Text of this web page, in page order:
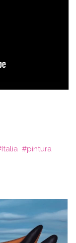
Italia pintura